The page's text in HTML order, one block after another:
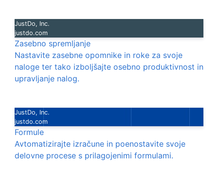
JustDo, Inc.
justdo.com
Zasebno spremljanje
Nastavite zasebne opomnike in roke za svoje
naloge ter tako izboljšajte osebno produktivnost in
upravljanje nalog.
JustDo, Inc.
justdo.com
Formule
Avtomatizirajte izračune in poenostavite svoje
delovne procese s prilagojenimi formulami.